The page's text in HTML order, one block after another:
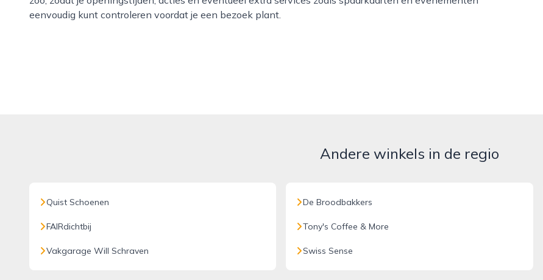
eenvoudig kunt controleren voordat je een bezoek plant.
Andere winkels in de regio
Quist Schoenen
FAIRdichtbij
Vakgarage Will Schraven
De Broodbakkers
Tony's Coffee & More
Swiss Sense